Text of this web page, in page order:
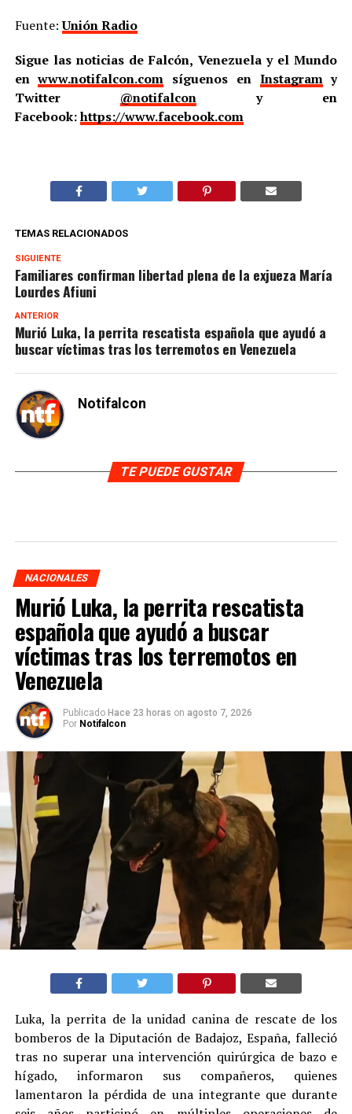
Fuente:Unión Radio
Sigue las noticias de Falcón, Venezuela y el Mundo
enwww.notifalcon.com síguenos en Instagramy
Twitter @notifalcony en
Facebook:https://www.facebook.com
TEMAS RELACIONADOS
SIGUIENTE
Familiares confirman libertad plena de la exjueza María
Lourdes Afiuni
ANTERIOR
Murió Luka, la perrita rescatista española que ayudó a
buscar víctimas tras los terremotos en Venezuela
Notifalcon
TE PUEDE GUSTAR
NACIONALES
Murió Luka, la perrita rescatista
española que ayudó a buscar
víctimas tras los terremotos en
Venezuela
Publicado Hace 23 horas on agosto 7, 2026
Por Notifalcon
Luka, la perrita de la unidad canina de rescate de los
bomberos de la Diputación de Badajoz, España, falleció
tras no superar una intervención quirúrgica de bazo e
hígado, informaron sus compañeros, quienes
lamentaron la pérdida de una integrante que durante